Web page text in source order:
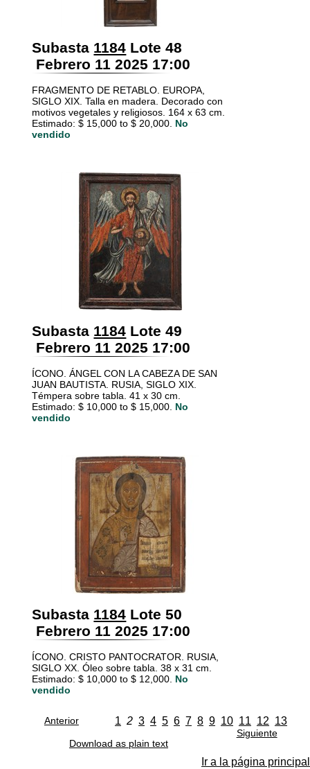
Subasta 1184 Lote 48
Febrero 11 2025 17:00
FRAGMENTO DE RETABLO. EUROPA,
SIGLO XIX. Talla en madera. Decorado con
motivos vegetales y religiosos. 164 x 63 cm.
Estimado: $ 15,000 to $ 20,000. No
vendido
Subasta 1184 Lote 49
Febrero 11 2025 17:00
ÍCONO. ÁNGEL CON LA CABEZA DE SAN
JUAN BAUTISTA. RUSIA, SIGLO XIX.
Témpera sobre tabla. 41 x 30 cm.
Estimado: $ 10,000 to $ 15,000. No
vendido
Subasta 1184 Lote 50
Febrero 11 2025 17:00
ÍCONO. CRISTO PANTOCRATOR. RUSIA,
SIGLO XX. Óleo sobre tabla. 38 x 31 cm.
Estimado: $ 10,000 to $ 12,000. No
vendido
1 2 3 4 5 6 7 8 9 10 11 12 13
Anterior
Siguiente
Download as plain text
Ir a la página principal